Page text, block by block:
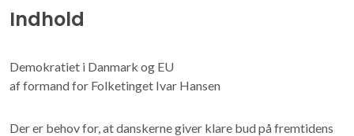
Indhold
Demokratiet i Danmark og EU
af formand for Folketinget Ivar Hansen
Der er behov for, at danskerne giver klare bud på fremtidens